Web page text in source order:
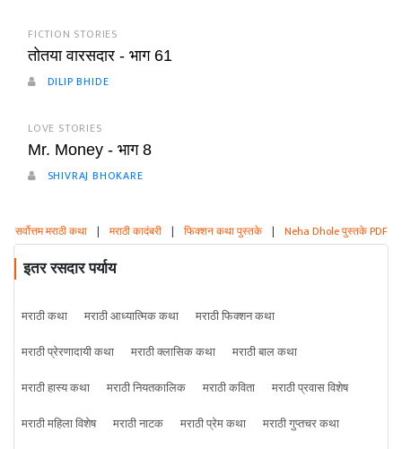
FICTION STORIES
तोतया वारसदार - भाग 61
DILIP BHIDE
LOVE STORIES
Mr. Money - भाग 8
SHIVRAJ BHOKARE
सर्वोत्तम मराठी कथा | मराठी कादंबरी | फिक्शन कथा पुस्तके | Neha Dhole पुस्तके PDF
इतर रसदार पर्याय
मराठी कथा मराठी आध्यात्मिक कथा
मराठी फिक्शन कथा
मराठी प्रेरणादायी कथा
मराठी क्लासिक कथा
मराठी बाल कथा
मराठी हास्य कथा
मराठी नियतकालिक मराठी कविता
मराठी प्रवास विशेष
मराठी महिला विशेष
मराठी नाटक मराठी प्रेम कथा
मराठी गुप्तचर कथा